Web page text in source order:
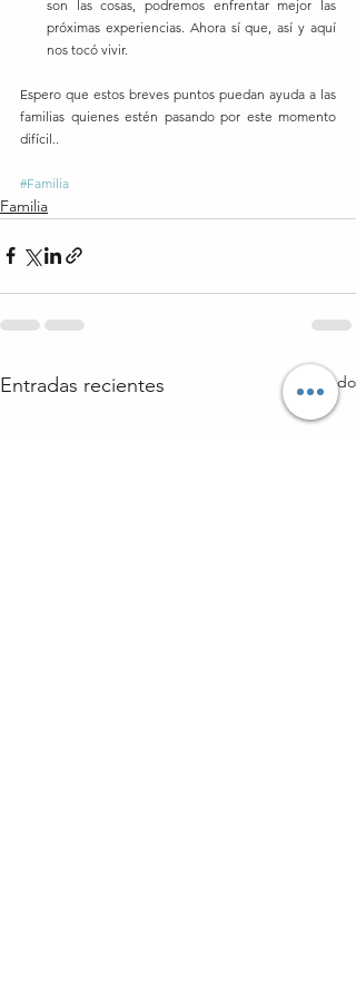
son las cosas, podremos enfrentar mejor las
próximas experiencias. Ahora sí que, así y aquí
nos tocó vivir.
Espero que estos breves puntos puedan ayuda a las
familias quienes estén pasando por este momento
difícil..
#Familia
Familia
Entradas recientes Ver todo